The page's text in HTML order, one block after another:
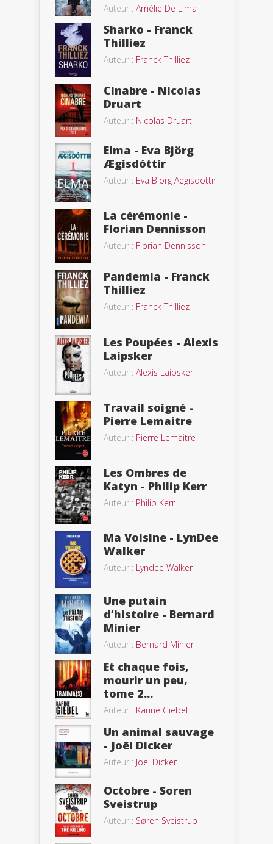
Auteur : Amélie De Lima
Sharko - Franck
Thilliez
Auteur : Franck Thilliez
Cinabre - Nicolas
Druart
Auteur : Nicolas Druart
Elma - Eva Björg
Ægisdóttir
Auteur : Eva Björg Aegisdottir
La cérémonie -
Florian Dennisson
Auteur : Florian Dennisson
Pandemia - Franck
Thilliez
Auteur : Franck Thilliez
Les Poupées - Alexis
Laipsker
Auteur : Alexis Laipsker
Travail soigné -
Pierre Lemaitre
Auteur : Pierre Lemaitre
Les Ombres de
Katyn - Philip Kerr
Auteur : Philip Kerr
Ma Voisine - LynDee
Walker
Auteur : Lyndee Walker
Une putain
d’histoire - Bernard
Minier
Auteur : Bernard Minier
Et chaque fois,
mourir un peu,
tome 2...
Auteur : Karine Giebel
Un animal sauvage
- Joël Dicker
Auteur : Joël Dicker
Octobre - Soren
Sveistrup
Auteur : Søren Sveistrup